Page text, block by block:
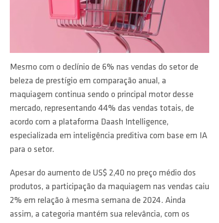
Mesmo com o declínio de 6% nas vendas do setor de
beleza de prestígio em comparação anual, a
maquiagem continua sendo o principal motor desse
mercado, representando 44% das vendas totais, de
acordo com a plataforma Daash Intelligence,
especializada em inteligência preditiva com base em IA
para o setor.
Apesar do aumento de US$ 2,40 no preço médio dos
produtos, a participação da maquiagem nas vendas caiu
2% em relação à mesma semana de 2024. Ainda
assim, a categoria mantém sua relevância, com os